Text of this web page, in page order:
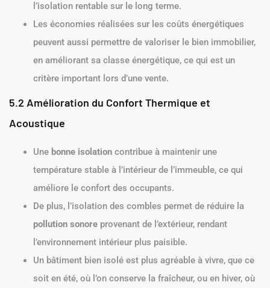
l’isolation rentable sur le long terme.
Les économies réalisées sur les coûts énergétiques
peuvent aussi permettre de valoriser le bien immobilier,
en améliorant sa classe énergétique, ce qui est un
critère important lors d’une vente.
5.2 Amélioration du Confort Thermique et
Acoustique
Une bonne isolation contribue à maintenir une
température stable à l’intérieur de l’immeuble, ce qui
améliore le confort des occupants.
De plus, l’isolation des combles permet de réduire la
pollution sonore provenant de l’extérieur, rendant
l’environnement intérieur plus paisible.
Un bâtiment bien isolé est plus agréable à vivre, que ce
soit en été, où l’on conserve la fraîcheur, ou en hiver, où